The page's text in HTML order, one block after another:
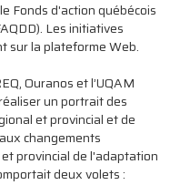
Fonds d'action québécois
Les initiatives
sur la plateforme Web.
Ouranos et l’UQAM
un portrait des
et provincial et de
changements
provincial de l'adaptation
deux volets :